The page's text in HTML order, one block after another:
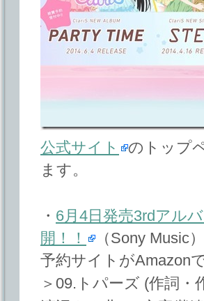
公式サイト
のトップ
ます。
・ 6月4日発売3rdアル
開！！
（Sony Music）
予約サイトがAmazon
＞09.トパーズ (作詞・